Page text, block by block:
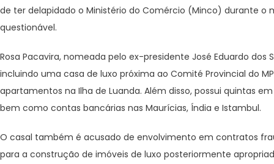
de ter delapidado o Ministério do Comércio (Minco) durante
questionável.
Rosa Pacavira, nomeada pelo ex-presidente José Eduardo
incluindo uma casa de luxo próxima ao Comité Provincial do
apartamentos na Ilha de Luanda. Além disso, possui quintas
bem como contas bancárias nas Maurícias, Índia e Istambul.
O casal também é acusado de envolvimento em contratos
para a construção de imóveis de luxo posteriormente